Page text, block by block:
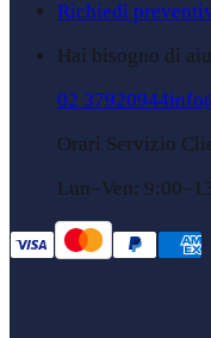
Richiedi
Hai bisogno di
02 37920944
Orari Servizio
Lun–Ven: